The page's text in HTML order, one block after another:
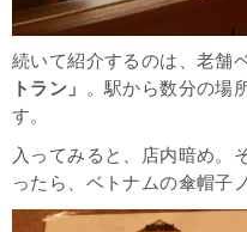
続いて紹介するのは、老舗
トラン」 。駅から数分の場
す。
入ってみると、店内暗め。
ったら、ベトナムの傘帽子